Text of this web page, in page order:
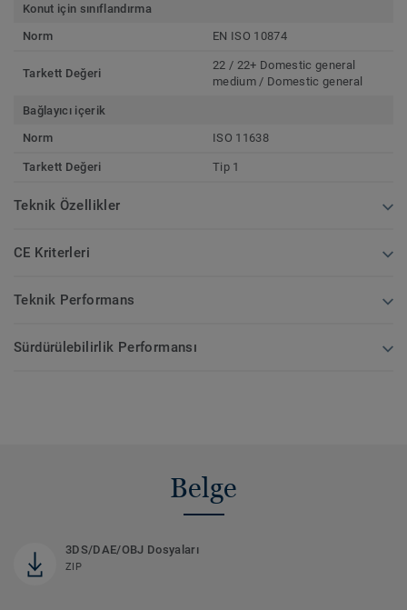
Konut için sınıflandırma
Norm
EN ISO 10874
Tarkett Değeri
22 / 22+ Domestic general
medium / Domestic general
Bağlayıcı içerik
Norm
ISO 11638
Tarkett Değeri Tip 1
Teknik Özellikler
CE Kriterleri
Teknik Performans
Sürdürülebilirlik Performansı
Belge
3DS/DAE/OBJ Dosyaları
ZIP